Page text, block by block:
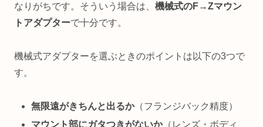
なりがちです。そういう場合は、 機械式のF→Zマウン
トアダプターで十分です。
機械式アダプターを選ぶときのポイントは以下の3つで
す。
無限遠がきちんと出るか（フランジバック精度）
マウント部にガタつきがないか（レンズ・ボディ